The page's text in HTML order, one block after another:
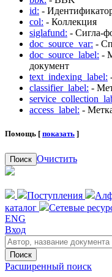
id: -
col: - Коллекция
siglafund: - Сигла-
doc_source_var: -
doc_source_label: -
документ
text_indexing_label:
classifier_label: -
access_label: -
Помощь [ показать ]
Поиск Очистить
Поступления
каталог
Сетевые
ENG
Вход
Поиск
Расширенный поиск